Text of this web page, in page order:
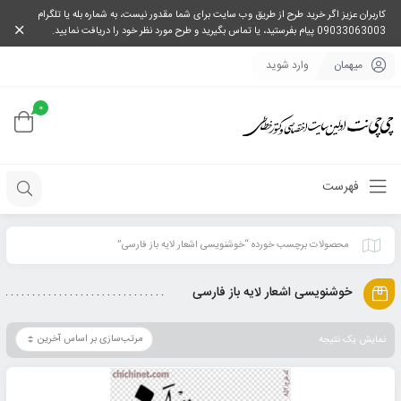
کاربران عزیز اگر خرید طرح از طریق وب سایت برای شما مقدور نیست، به شماره بله یا تلگرام
09033063003 پیام بفرستید، یا تماس بگیرید و طرح مورد نظر خود را دریافت نمایید.
میهمان وارد شوید
0
فهرست
محصولات برچسب خورده “خوشنویسی اشعار لایه باز فارسی”
خوشنویسی اشعار لایه باز فارسی
نمایش یک نتیجه